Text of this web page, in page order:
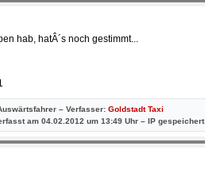
hab, hatÂ´s noch gestimmt...
– Verfasser: Goldstadt Taxi
am 04.02.2012 um 13:49 Uhr – IP gespeichert